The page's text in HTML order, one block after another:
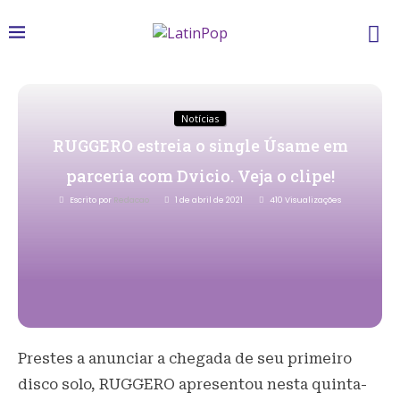
Notícias
RUGGERO estreia o single Úsame em
parceria com Dvicio. Veja o clipe!
Escrito por Redacao 1 de abril de 2021 410 Visualizações
Prestes a anunciar a chegada de seu primeiro
disco solo, RUGGERO apresentou nesta quinta-